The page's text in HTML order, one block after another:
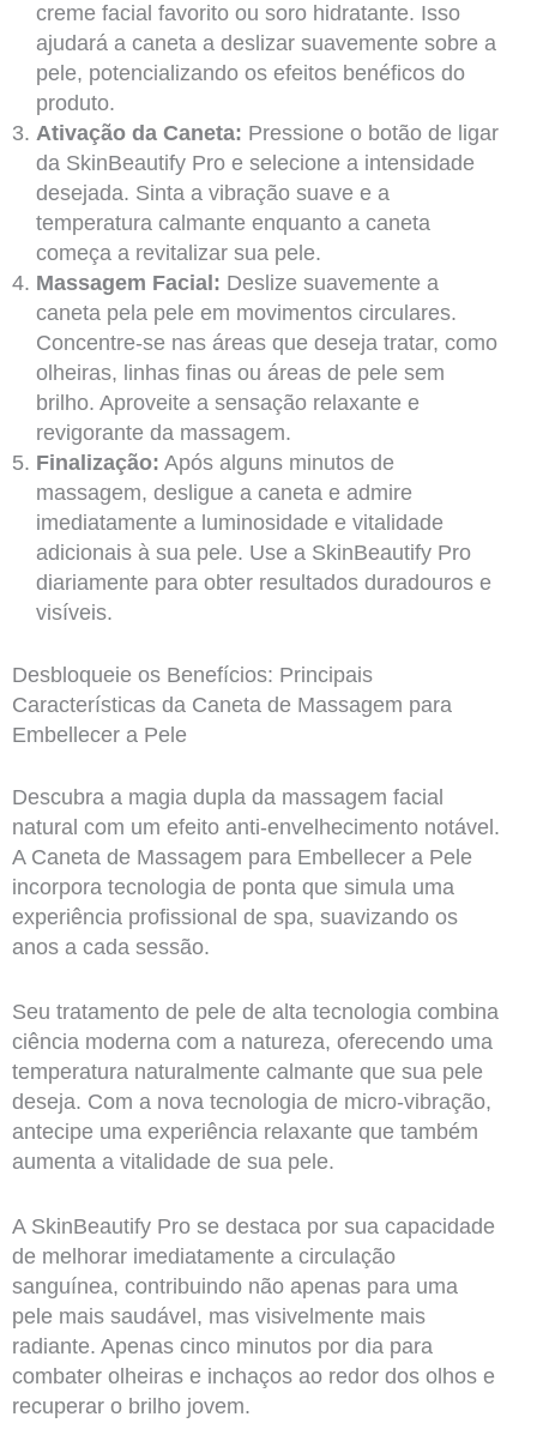
creme facial favorito ou soro hidratante. Isso
ajudará a caneta a deslizar suavemente sobre a
pele, potencializando os efeitos benéficos do
produto.
Ativação da Caneta: Pressione o botão de ligar
da SkinBeautify Pro e selecione a intensidade
desejada. Sinta a vibração suave e a
temperatura calmante enquanto a caneta
começa a revitalizar sua pele.
Massagem Facial: Deslize suavemente a
caneta pela pele em movimentos circulares.
Concentre-se nas áreas que deseja tratar, como
olheiras, linhas finas ou áreas de pele sem
brilho. Aproveite a sensação relaxante e
revigorante da massagem.
Finalização: Após alguns minutos de
massagem, desligue a caneta e admire
imediatamente a luminosidade e vitalidade
adicionais à sua pele. Use a SkinBeautify Pro
diariamente para obter resultados duradouros e
visíveis.
Desbloqueie os Benefícios: Principais
Características da Caneta de Massagem para
Embellecer a Pele
Descubra a magia dupla da massagem facial
natural com um efeito anti-envelhecimento notável.
A Caneta de Massagem para Embellecer a Pele
incorpora tecnologia de ponta que simula uma
experiência profissional de spa, suavizando os
anos a cada sessão.
Seu tratamento de pele de alta tecnologia combina
ciência moderna com a natureza, oferecendo uma
temperatura naturalmente calmante que sua pele
deseja. Com a nova tecnologia de micro-vibração,
antecipe uma experiência relaxante que também
aumenta a vitalidade de sua pele.
A SkinBeautify Pro se destaca por sua capacidade
de melhorar imediatamente a circulação
sanguínea, contribuindo não apenas para uma
pele mais saudável, mas visivelmente mais
radiante. Apenas cinco minutos por dia para
combater olheiras e inchaços ao redor dos olhos e
recuperar o brilho jovem.